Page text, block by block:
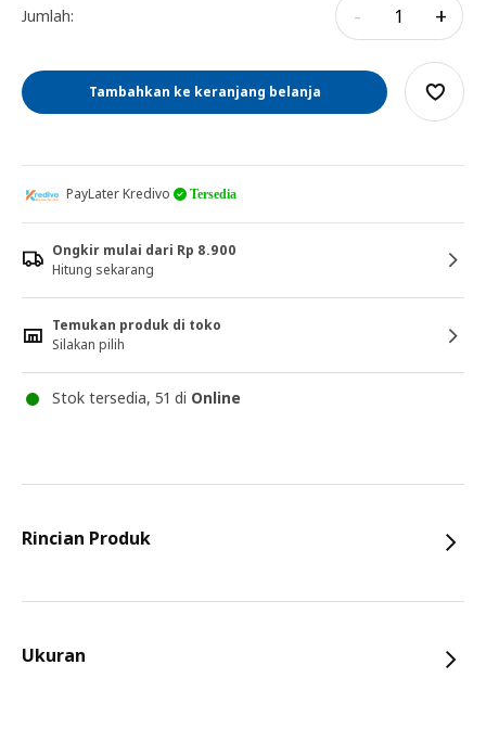
Jumlah: - +
Tambahkan ke keranjang belanja
PayLater Kredivo Tersedia
Ongkir mulai dari Rp 8.900
Hitung sekarang
Temukan produk di toko
Silakan pilih
Stok tersedia, 51 di Online
Rincian Produk
Ukuran